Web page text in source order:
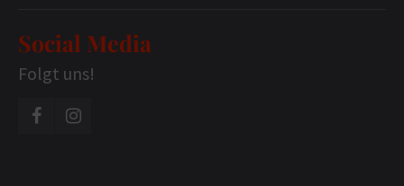
Social Media
Folgt uns!